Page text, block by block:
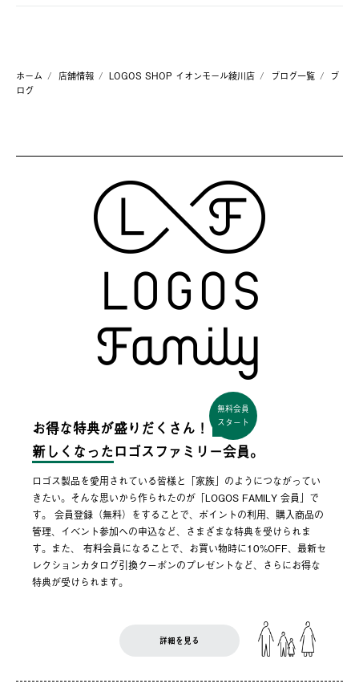
ホーム 店舗情報 LOGOS SHOP イオンモール綾川店 ブログ一覧
ブ
ログ
お得な特典が盛りだくさん！
無料会員
スタート
新しくなった ロゴスファミリー会員。
ロゴス製品を愛用されている皆様と「家族」のようにつながってい
きたい。そんな思いから作られたのが「LOGOS FAMILY 会員」で
す。 会員登録（無料）をすることで、ポイントの利用、購入商品の
管理、イベント参加への申込など、さまざまな特典を受けられま
す。また、 有料会員になることで、お買い物時に10%OFF、最新セ
レクションカタログ引換クーポンのプレゼントなど、さらにお得な
特典が受けられます。
詳細を見る